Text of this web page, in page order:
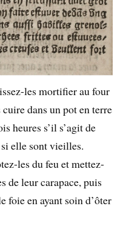
les mortifier au four
dans un pot en terre
heures s’il s’agit de
elle sont vieilles.
les du feu et mettez-
de leur carapace, puis
foie en ayant soin d’ôter